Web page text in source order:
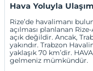
Hava Yoluyla Ulaşım
Rize’de havalimanı
açılması planlanan
açık değildir. Ancak,
yakındır.Trabzon
yaklaşık 70 km’dir.
gelmeniz mümkündür.